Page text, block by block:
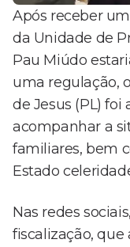
Após receber
da Unidade de
Pau Miúdo
uma regulação,
de Jesus (PL) foi
acompanhar a
familiares, bem
Estado
Nas redes
fiscalização, que